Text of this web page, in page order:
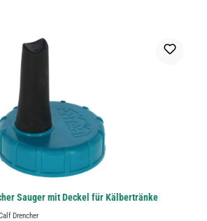
Sauger mit Deckel für Kälbertränke
Drencher